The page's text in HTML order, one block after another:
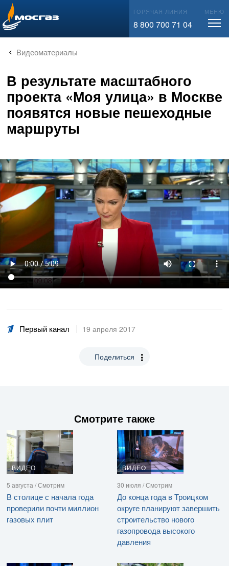
info@mos-gaz.ru ГОРЯЧАЯ ЛИНИЯ
8 800 700 71 04
МЕНЮ
Видеоматериалы
В результате масштабного
проекта «Моя улица» в Москве
появятся новые пешеходные
маршруты
Первый канал 19 апреля 2017
Поделиться
Смотрите также
ВИДЕО
5 августа / Смотрим
В столице с начала года
проверили почти миллион
газовых плит
ВИДЕО
30 июля / Смотрим
До конца года в Троицком
округе планируют завершить
строительство нового
газопровода высокого
давления